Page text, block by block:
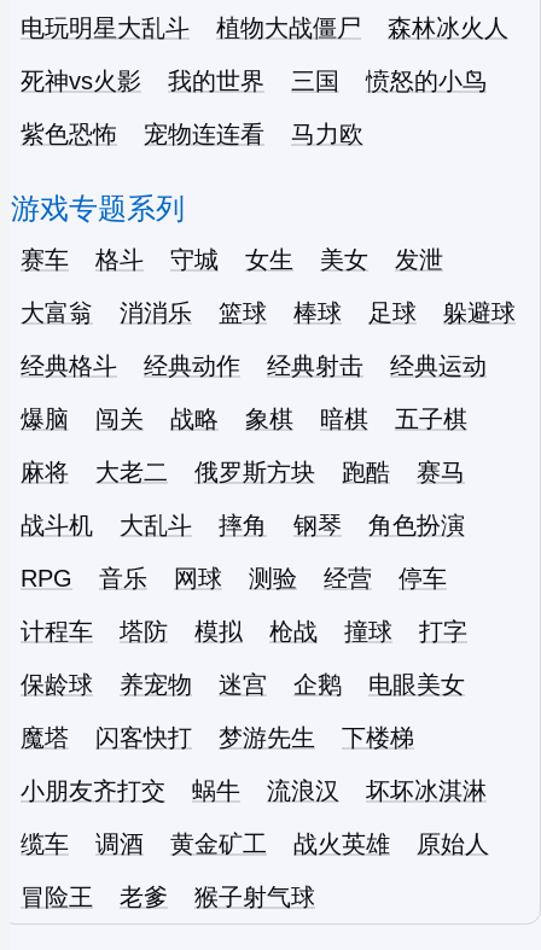
电玩明星大乱斗
植物大战僵尸
森林冰火人
死神vs火影
我的世界 三国
愤怒的小鸟
紫色恐怖
宠物连连看 马力欧
游戏专题系列
赛车 格斗 守城 女生 美女
发泄
大富翁
消消乐 篮球 棒球 足球
躲避球
经典格斗
经典动作 经典射击
经典运动
爆脑
闯关 战略 象棋 暗棋
五子棋
麻将
大老二 俄罗斯方块 跑酷
赛马
战斗机
大乱斗 摔角 钢琴
角色扮演
RPG
音乐 网球 测验 经营
停车
计程车
塔防 模拟 枪战 撞球
打字
保龄球
养宠物 迷宫 企鹅
电眼美女
魔塔
闪客快打 梦游先生
下楼梯
小朋友齐打交
蜗牛 流浪汉
坏坏冰淇淋
缆车
调酒 黄金矿工 战火英雄
原始人
冒险王
老爹 猴子射气球